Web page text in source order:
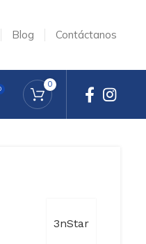
Blog Contáctanos
0
3nStar